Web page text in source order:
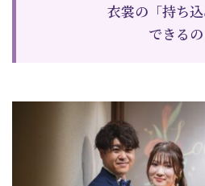
衣裳の「持ち
できるの